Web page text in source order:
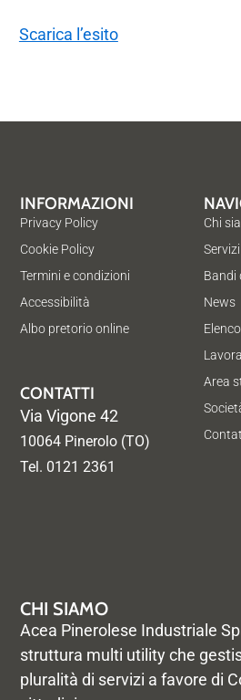
Scarica l’esito
CHI SIAMO
Acea Pinerolese Industriale
struttura multi utility che
pluralità di servizi a favore di
Chi
Servizi
Bandi
News
Area
INFORMAZIONI
Privacy Policy
Cookie Policy
Termini e condizioni
Accessibilità
Albo pretorio online
CONTATTI
Via Vigone 42
10064 Pinerolo (TO)
Tel. 0121 2361